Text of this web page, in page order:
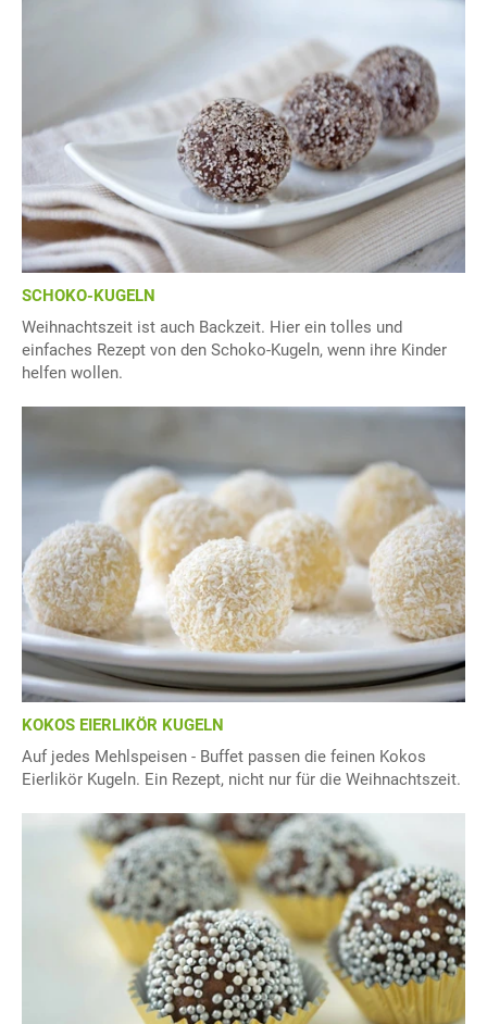
SCHOKO-KUGELN
Weihnachtszeit ist auch Backzeit. Hier ein tolles und
einfaches Rezept von den Schoko-Kugeln, wenn ihre Kinder
helfen wollen.
KOKOS EIERLIKÖR KUGELN
Auf jedes Mehlspeisen - Buffet passen die feinen Kokos
Eierlikör Kugeln. Ein Rezept, nicht nur für die Weihnachtszeit.